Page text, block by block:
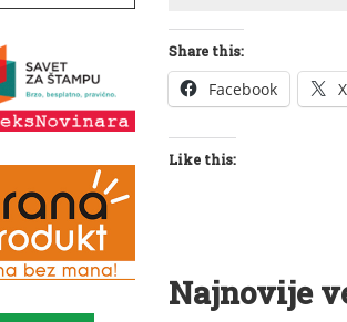
Share this:
Facebook X
Like this:
Najnovije